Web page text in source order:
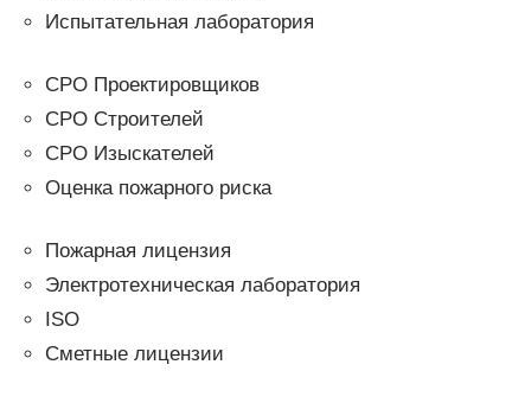
Испытательная лаборатория
СРО Проектировщиков
СРО Строителей
СРО Изыскателей
Оценка пожарного риска
Пожарная лицензия
Электротехническая лаборатория
ISO
Сметные лицензии